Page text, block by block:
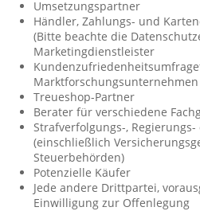
Umsetzungspartner
Händler, Zahlungs- und
(Bitte beachte die
Marketingdienstleister
Marktforschungsunternehmen
Treueshop-Partner
Berater für verschiedene
Strafverfolgungs-,
(einschließlich
Steuerbehörden)
Potenzielle Käufer
Jede andere Drittpartei,
Einwilligung zur Offenlegung